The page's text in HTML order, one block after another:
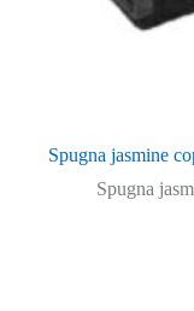
Spugna jasmine
Spugna